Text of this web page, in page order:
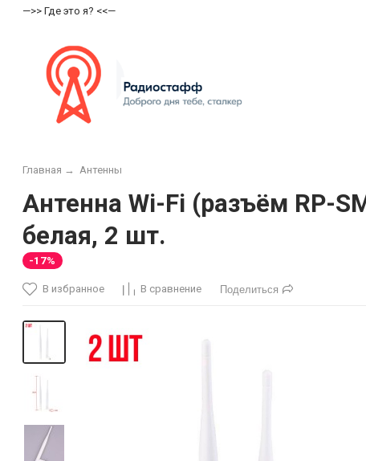
—>> Где это я? <<—
Главная → Антенны
Антенна Wi-Fi (разъём RP-
белая, 2 шт.
-17%
В избранное В сравнение Поделиться